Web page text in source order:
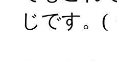
じです。(